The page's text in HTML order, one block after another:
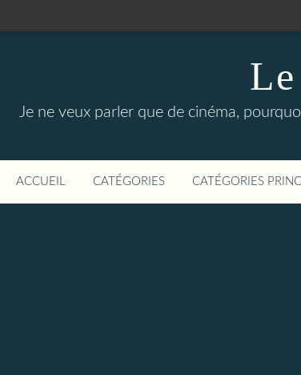
Je ne veux parler que de cinéma,
ACCUEIL CATÉGORIES CATÉGORIES